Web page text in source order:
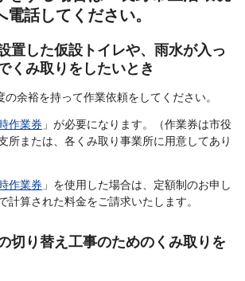
話してください。
置した仮設トイレや、雨水が入っ
くみ取りをしたいとき
余裕を持って作業依頼をしてください。
作業券 」が必要になります。（作業券は市役
所または、各くみ取り事業所に用意してあり
作業券 」を使用した場合は、定額制のお申し
計算された料金をご請求いたします。
切り替え工事のためのくみ取りを